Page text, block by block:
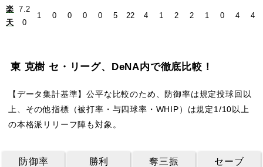
楽
天
7.2
0
1 0 0 0 0 5 22 4 1 2 2 1 0 4 4
東 克樹 セ・リーグ、DeNA内で徹底比較！
【データ集計基準】公平な比較のため、防御率は規定投球回以
上、その他指標（被打率・与四球率・WHIP）は規定1/10以上
の本格派リリーフ陣も対象。
防御率 勝利 奪三振 セーブ